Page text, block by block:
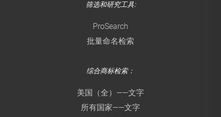
筛选和研究工具:
ProSearch
批量命名检索
综合商标检索：
美国（全）——文字
所有国家——文字